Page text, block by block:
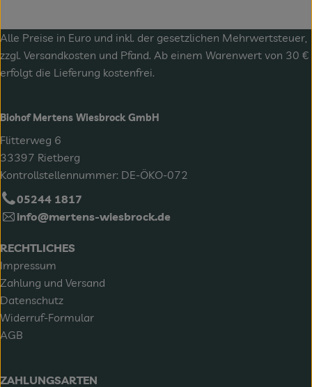
Alle Preise in Euro und inkl. der gesetzlichen Mehrwertsteuer,
zzgl. Versandkosten und Pfand. Ab einem Warenwert von 30 €
erfolgt die Lieferung kostenfrei.
Biohof Mertens Wiesbrock GmbH
Flitterweg 6
33397 Rietberg
Kontrollstellennummer: DE-ÖKO-072
05244 1817
info@mertens-wiesbrock.de
RECHTLICHES
Impressum
Zahlung und Versand
Datenschutz
Widerruf-Formular
AGB
ZAHLUNGSARTEN